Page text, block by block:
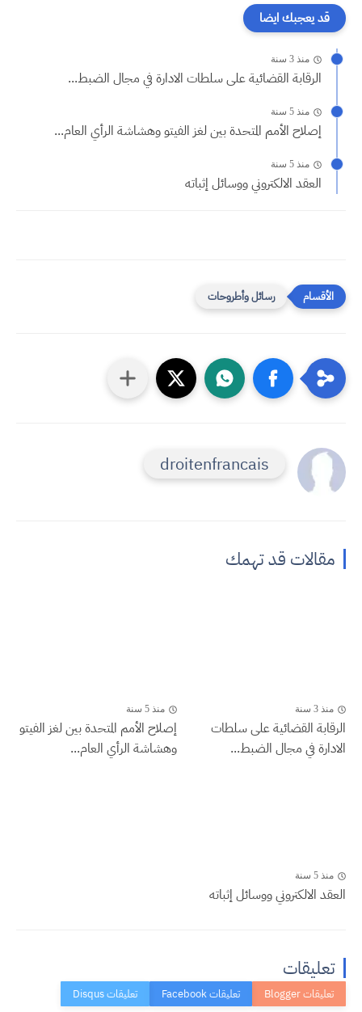
قد يعجبك ايضا
منذ 3 سنة
الرقابة القضائية على سلطات الادارة في مجال الضبط...
منذ 5 سنة
إصلاح الأمم المتحدة بين لغز الفيتو وهشاشة الرأي العام...
منذ 5 سنة
العقد الالكتروني ووسائل إثباته
رسائل وأطروحات
droitenfrancais
مقالات قد تهمك
منذ 3 سنة
الرقابة القضائية على سلطات
الادارة في مجال الضبط...
منذ 5 سنة
إصلاح الأمم المتحدة بين لغز الفيتو
وهشاشة الرأي العام...
منذ 5 سنة
العقد الالكتروني ووسائل إثباته
تعليقات